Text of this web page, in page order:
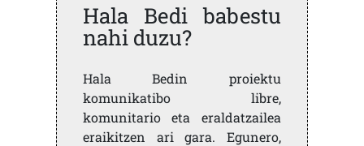
Hala Bedi babestu
nahi duzu?
Hala Bedin proiektu
komunikatibo libre,
komunitario eta eraldatzailea
eraikitzen ari gara. Egunero,